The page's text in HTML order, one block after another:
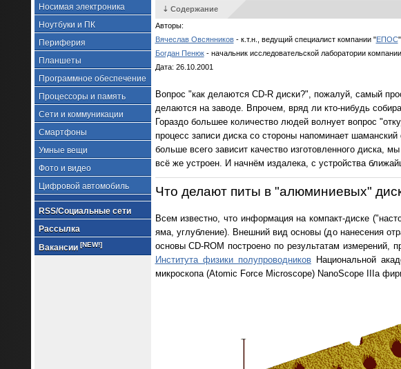
Носимая электроника
Ноутбуки и ПК
Периферия
Планшеты
Программное обеспечение
Процессоры и память
Сети и коммуникации
Смартфоны
Умные вещи
Фото и видео
Цифровой автомобиль
RSS/Социальные сети
Рассылка
Вакансии [NEW!]
⇣ Содержание
Авторы:
Вячеслав Овсянников- к.т.н., ведущий специалист компании "ЕПОС"
Богдан Пенюк- начальник исследовательской лаборатории
Дата: 26.10.2001
Вопрос "как делаются CD-R диски?", пожалуй, самый
делаются на заводе. Впрочем, вряд ли кто-нибудь
Гораздо большее количество людей волнует вопрос
процесс записи диска со стороны напоминает
больше всего зависит качество изготовленного диска,
всё же устроен. И начнём издалека, с устройства
Что делают питы в "алюминиевых"
Всем известно, что информация на компакт-диске
яма, углубление). Внешний вид основы (до нанесения
основы CD-ROM построено по результатам измерений,
Института физики полупроводниковНациональной
микроскопа (Atomic Force Microscope) NanoScope IIIa